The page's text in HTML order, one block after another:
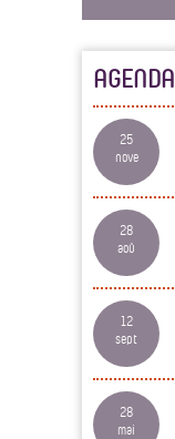
AGENDA
25
nove
28
aoû
12
sept
28
mai